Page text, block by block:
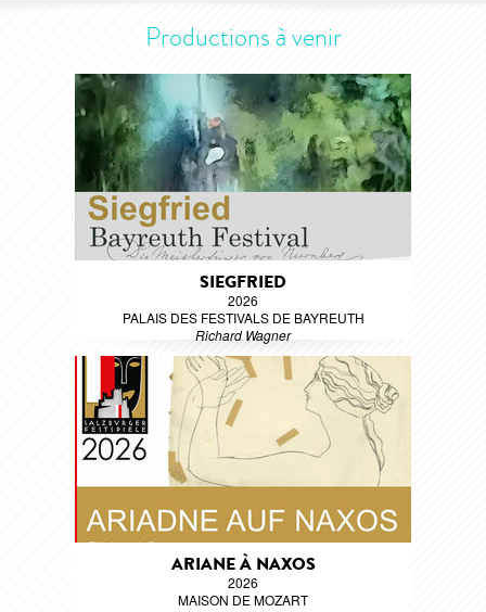
Productions à venir
SIEGFRIED
2026
PALAIS DES FESTIVALS DE BAYREUTH
Richard Wagner
ARIANE À NAXOS
2026
MAISON DE MOZART